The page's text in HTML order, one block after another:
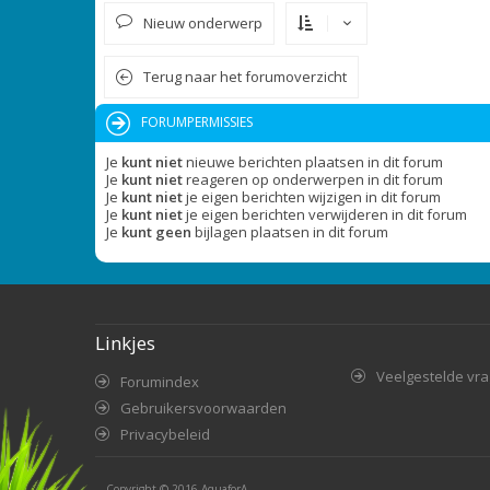
Nieuw onderwerp
Terug naar het forumoverzicht
FORUMPERMISSIES
Je kunt nietnieuwe berichten plaatsen in dit forum
Je kunt nietreageren op onderwerpen in dit forum
Je kunt nietje eigen berichten wijzigen in dit forum
Je kunt nietje eigen berichten verwijderen in dit forum
Je kunt geen bijlagen plaatsen in dit forum
Linkjes
Forumindex
Gebruikersvoorwaarden
Privacybeleid
Veelgestelde